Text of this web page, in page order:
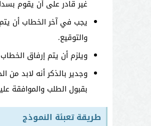
غير قادر على أن يقوم
يجب في آخر الخطاب أن
والتوقيع.
ويلزم أن يتم إرفاق
وجدير بالذكر أنه لابد
بقبول الطلب والموافقة
طريقة تعبئة النموذج